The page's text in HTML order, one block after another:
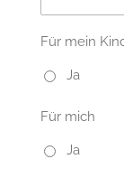
Für mein
Ja
Für mich
Ja